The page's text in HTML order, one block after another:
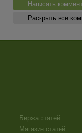
Написать
Раскрыть все
Биржа статей
Магазин статей